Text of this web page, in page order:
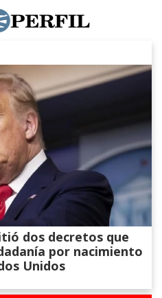
dos decretos que
por nacimiento
Unidos